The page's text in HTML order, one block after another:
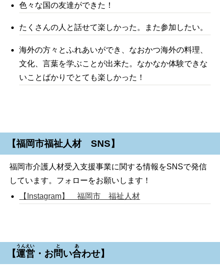
色々な国の友達ができた！
たくさんの人と話せて楽しかった。また参加したい。
海外の方々とふれあいができ、なおかつ海外の料理、
文化、言葉を学ぶことが出来た。なかなか体験できな
いことばかりでとても楽しかった！
【福岡市福祉人材 SNS】
福岡市介護人材受入支援事業に関する情報をSNSで発信
しています。フォローをお願いします！
【Instagram】 福岡市 福祉人材
【運営
うんえい
・お問
と
い合
あ
わせ】